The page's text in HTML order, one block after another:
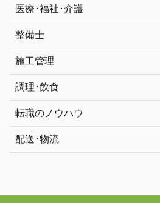
医療･福祉･介護
整備士
施工管理
調理･飲食
転職のノウハウ
配送･物流